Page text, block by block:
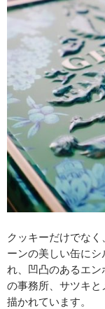
クッキーだけでな
ーンの美しい缶に
れ、凹凸のあるエ
の事務所、サツキ
描かれています。